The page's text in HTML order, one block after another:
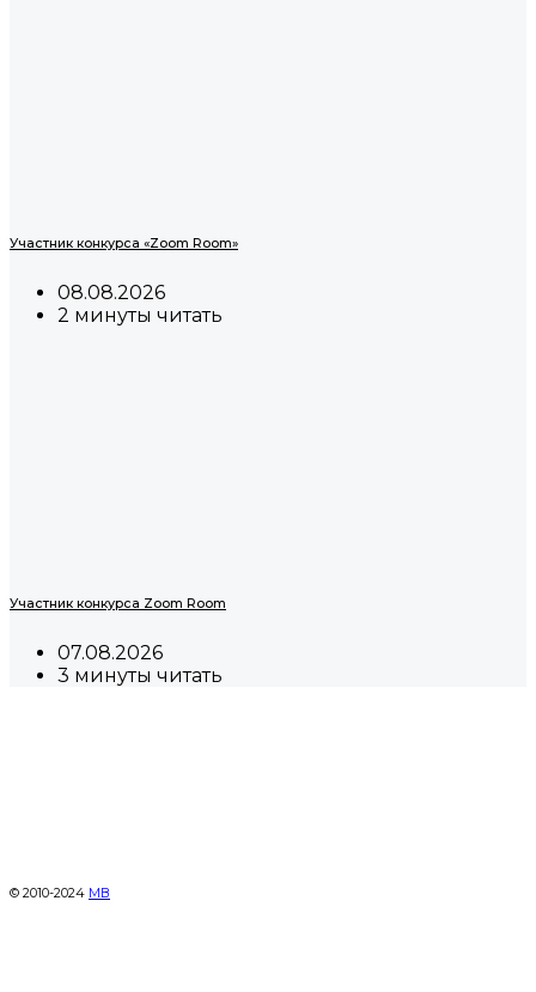
Участник конкурса «Zoom Room»
08.08.2026
2 минуты читать
Участник конкурса Zoom Room
07.08.2026
3 минуты читать
© 2010-2024 МВ